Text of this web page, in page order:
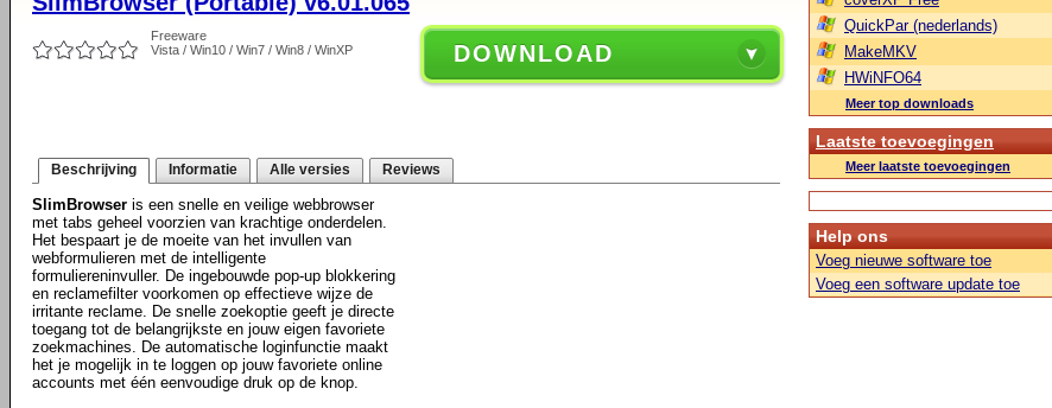
Freeware
Vista / Win10 / Win7 / Win8 / WinXP
DOWNLOAD
Beschrijving Informatie Alle versies Reviews
SlimBrowser is een snelle en veilige webbrowser
met tabs geheel voorzien van krachtige onderdelen.
Het bespaart je de moeite van het invullen van
webformulieren met de intelligente
formuliereninvuller. De ingebouwde pop-up blokkering
en reclamefilter voorkomen op effectieve wijze de
irritante reclame. De snelle zoekoptie geeft je directe
toegang tot de belangrijkste en jouw eigen favoriete
zoekmachines. De automatische loginfunctie maakt
het je mogelijk in te loggen op jouw favoriete online
accounts met één eenvoudige druk op de knop.
QuickPar (nederlands)
MakeMKV
HWiNFO64
Meer top downloads
Laatste toevoegingen
Meer laatste toevoegingen
Help ons
Voeg nieuwe software toe
Voeg een software update toe